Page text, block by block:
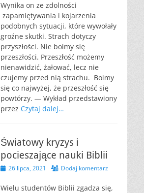
Wynika on ze zdolności
zapamiętywania i kojarzenia
podobnych sytuacji, które wywołały
groźne skutki. Strach dotyczy
przyszłości. Nie boimy się
przeszłości. Przeszłość możemy
nienawidzić, żałować, lecz nie
czujemy przed nią strachu. Boimy
się co najwyżej, że przeszłość się
powtórzy. — Wykład przedstawiony
przez Czytaj dalej…
Światowy kryzys i
pocieszające nauki Biblii
Opublikowano
26 lipca, 2021 Dodaj komentarz
Wielu studentów Biblii zgadza się,